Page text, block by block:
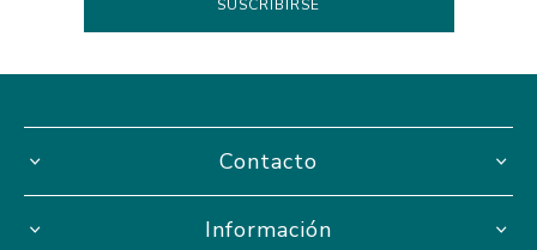
Contacto
Información